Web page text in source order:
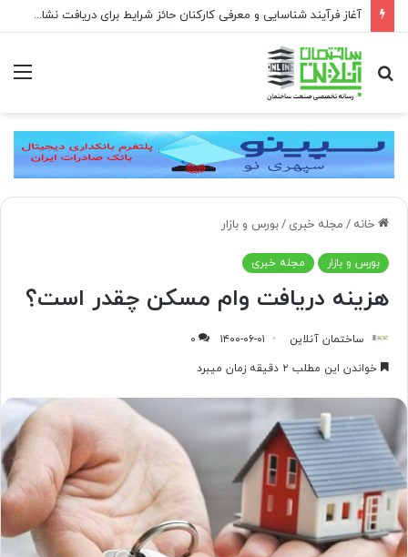
آغاز فرآیند شناسایی و معرفی کارکنان حائز شرایط برای دریافت نشان بهشت
جستجو
برای
خانه / مجله خبری /بورس و بازار
بورس و بازار مجله خبری
هزینه دریافت وام مسکن چقدر است؟
ساختمان آنلاین ۱۴۰۰-۰۶-۰۱
۰
خواندن این مطلب ۲ دقیقه زمان میبرد